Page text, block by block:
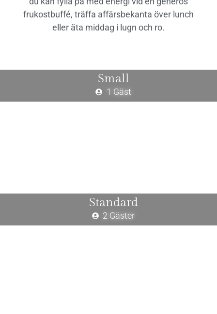
frukostbuffé, träffa affärsbekanta över lunch
eller äta middag i lugn och ro.
Small
1 Gäst
Standard
2 Gäster